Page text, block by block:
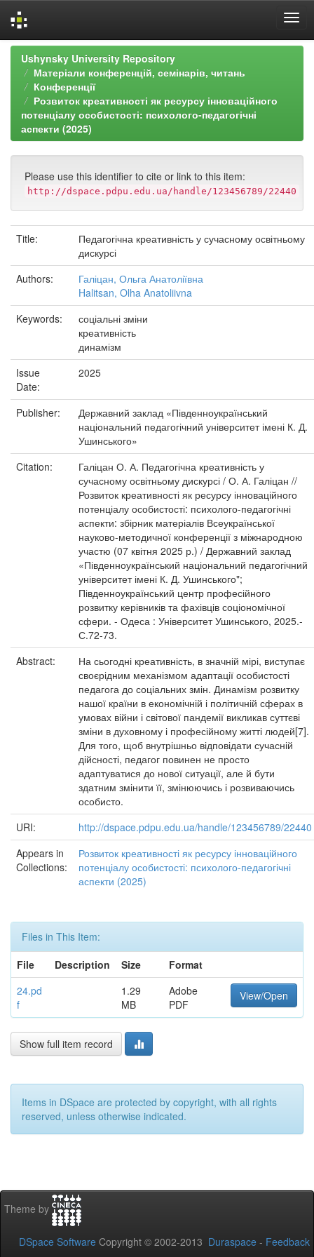
Skip
navigation
Ushynsky University Repository
Матеріали конференцій, семінарів, читань
Конференції
Розвиток креативності як ресурсу інноваційного
потенціалу особистості: психолого-педагогічні
аспекти (2025)
Please use this identifier to cite or link to this item:
http://dspace.pdpu.edu.ua/handle/123456789/22440
Title:
Педагогічна креативність у сучасному освітньому
дискурсі
Authors:
Галіцан, Ольга Анатоліївна
Halitsan, Olha Anatoliivna
Keywords:
соціальні зміни
креативність
динамізм
Issue
Date:
2025
Publisher:
Державний заклад «Південноукраїнський
національний педагогічний університет імені К. Д.
Ушинського»
Citation:
Галіцан О. А. Педагогічна креативність у
сучасному освітньому дискурсі / О. А. Галіцан //
Розвиток креативності як ресурсу інноваційного
потенціалу особистості: психолого-педагогічні
аспекти: збірник матеріалів Всеукраїнської
науково-методичної конференції з міжнародною
участю (07 квітня 2025 р.) / Державний заклад
«Південноукраїнський національний педагогічний
університет імені К. Д. Ушинського";
Південноукраїнський центр професійного
розвитку керівників та фахівців соціономічної
сфери. - Одеса : Університет Ушинського, 2025.-
С.72-73.
Abstract:
На сьогодні креативність, в значній мірі, виступає
своєрідним механізмом адаптації особистості
педагога до соціальних змін. Динамізм розвитку
нашої країни в економічній і політичній сферах в
умовах війни і світової пандемії викликав суттєві
зміни в духовному і професійному житті людей[7].
Для того, щоб внутрішньо відповідати сучасній
дійсності, педагог повинен не просто
адаптуватися до нової ситуації, але й бути
здатним змінити її, змінюючись і розвиваючись
особисто.
URI:
http://dspace.pdpu.edu.ua/handle/123456789/22440
Appears in
Collections:
Розвиток креативності як ресурсу інноваційного
потенціалу особистості: психолого-педагогічні
аспекти (2025)
Files in This Item:
File
Description Size
Format
24.pd
f
1.29
MB
Adobe
PDF
View/Open
Show full item record
Items in DSpace are protected by copyright, with all rights
reserved, unless otherwise indicated.
Theme by
DSpace Software Copyright © 2002-2013 Duraspace - Feedback